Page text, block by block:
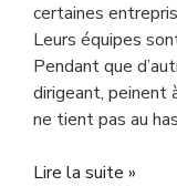
certaines
Leurs équipes
Pendant que
dirigeant, peinent
ne tient pas au
Lire la suite »